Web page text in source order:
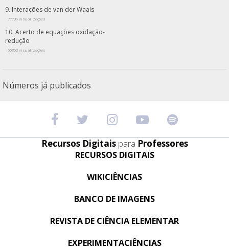
Interações de van der Waals
77739 visualizações
Acerto de equações oxidação-
redução
66362 visualizações
Números já publicados
Recursos Digitais para Professores
RECURSOS DIGITAIS
WIKICIÊNCIAS
BANCO DE IMAGENS
REVISTA DE CIÊNCIA ELEMENTAR
EXPERIMENTACIÊNCIAS